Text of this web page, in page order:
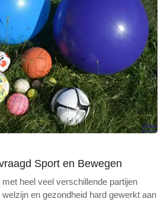
Sport en Bewegen
heel veel verschillende partijen
en gezondheid hard gewerkt aan